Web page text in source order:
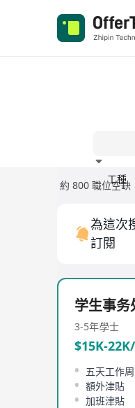
工種
約 800 職位空缺
為這次
訂閱
学生事务
3-5年學士
$15K-
五天工作周
額外津貼
加班津貼